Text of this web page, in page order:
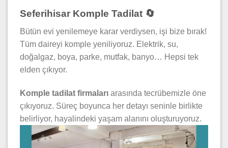
Seferihisar Komple Tadilat 🔄
Bütün evi yenilemeye karar verdiysen, işi bize bırak!
Tüm daireyi komple yeniliyoruz. Elektrik, su,
doğalgaz, boya, parke, mutfak, banyo… Hepsi tek
elden çıkıyor.
Komple tadilat firmaları arasında tecrübemizle öne
çıkıyoruz. Süreç boyunca her detayı seninle birlikte
belirliyor, hayalindeki yaşam alanını oluşturuyoruz.